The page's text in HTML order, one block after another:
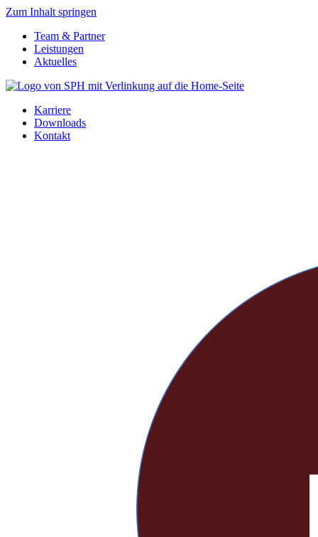
Zum Inhalt springen
Team & Partner
Leistungen
Aktuelles
Karriere
Downloads
Kontakt